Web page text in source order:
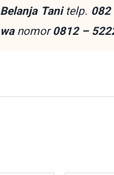
Belanja Tanitelp.
wanomor0812 –